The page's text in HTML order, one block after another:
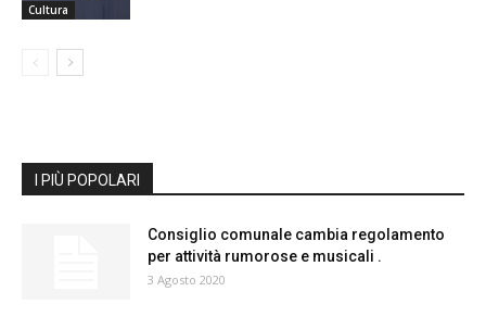
Cultura
I PIÙ POPOLARI
Consiglio comunale cambia regolamento
per attività rumorose e musicali .
3 Agosto 2020